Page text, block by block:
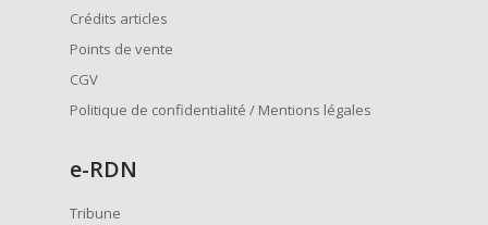
Crédits articles
Points de vente
CGV
Politique de confidentialité / Mentions légales
e-RDN
Tribune